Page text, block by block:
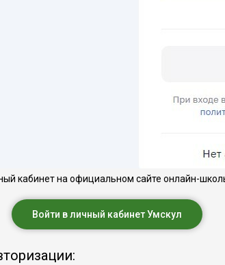
кабинет на официальном сайте онлайн-
Войти в личный кабинет Умскул